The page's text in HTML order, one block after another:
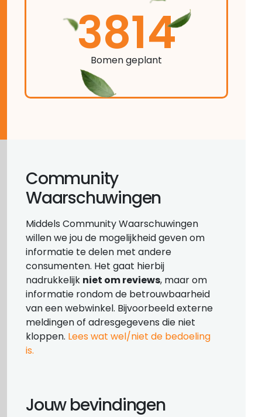
3814
Bomen geplant
Community
Waarschuwingen
Middels Community Waarschuwingen
willen we jou de mogelijkheid geven om
informatie te delen met andere
consumenten. Het gaat hierbij
nadrukkelijk niet om reviews, maar om
informatie rondom de betrouwbaarheid
van een webwinkel. Bijvoorbeeld externe
meldingen of adresgegevens die niet
kloppen. Lees wat wel/niet de bedoeling
is.
Jouw bevindingen